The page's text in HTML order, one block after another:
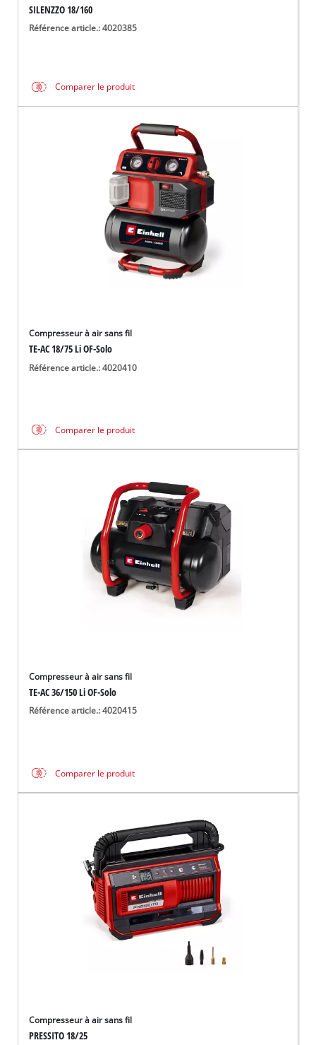
SILENZZO 18/160
Référence article.: 4020385
Comparer le produit
Compresseur à air sans fil
TE-AC 18/75 Li OF-Solo
Référence article.: 4020410
Comparer le produit
Compresseur à air sans fil
TE-AC 36/150 Li OF-Solo
Référence article.: 4020415
Comparer le produit
Compresseur à air sans fil
PRESSITO 18/25